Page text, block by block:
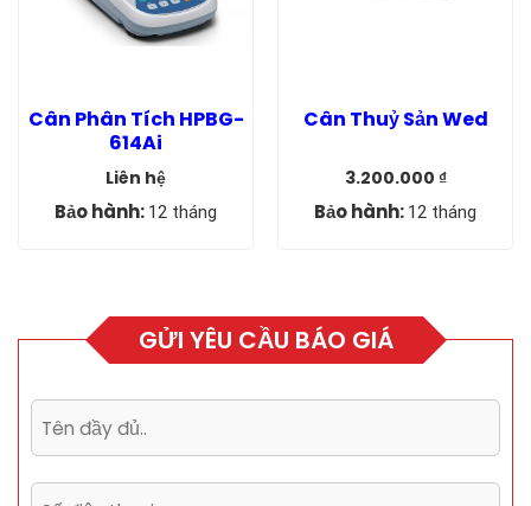
Cân Phân Tích HPBG-
614Ai
Liên hệ
Bảo hành: 12 tháng
Cân Thuỷ Sản Wed
Giá
gốc
là:
3.200.000 ₫
Giá
hiện
tại
Bảo hành: 12 tháng
GỬI YÊU CẦU BÁO GIÁ